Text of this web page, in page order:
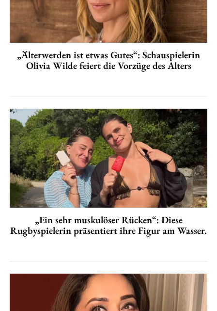
„Älterwerden ist etwas Gutes“: Schauspielerin
Olivia Wilde feiert die Vorzüge des Alters
„Ein sehr muskulöser Rücken“: Diese
Rugbyspielerin präsentiert ihre Figur am Wasser.